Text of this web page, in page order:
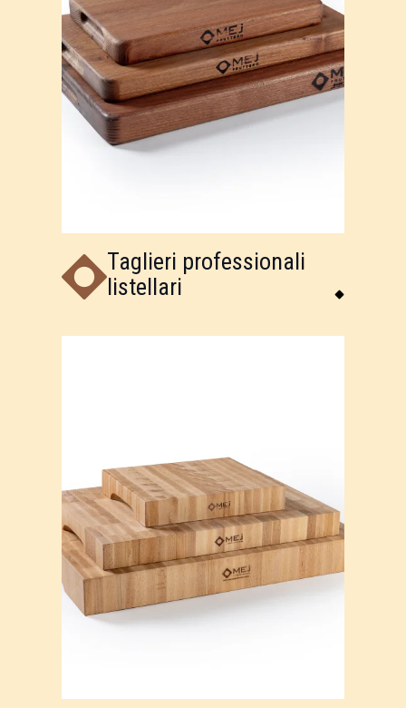
Taglieri professionali
listellari